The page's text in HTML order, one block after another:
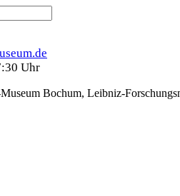
Uhr
Bochum, Leibniz-